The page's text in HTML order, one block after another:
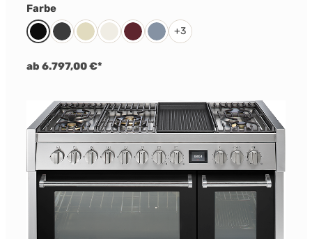
Farbeauswählen
SchwarzAnthrazit
CremeNuvolaBordeaux Rot
Celeste
+3
ab 6.797,00 €*